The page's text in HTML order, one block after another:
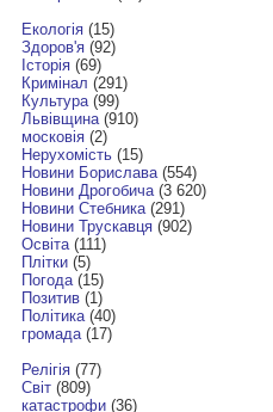
Екологія(15)
Здоров'я(92)
Історія(69)
Кримінал (291)
Культура(99)
Львівщина(910)
московія(2)
Нерухомість(15)
Новини Борислава(554)
Новини Дрогобича(3 620)
Новини Стебника(291)
Новини Трускавця(902)
Освіта(111)
Плітки(5)
Погода(15)
Позитив(1)
Політика(40)
громада(17)
Релігія(77)
Світ(809)
катастрофи(36)